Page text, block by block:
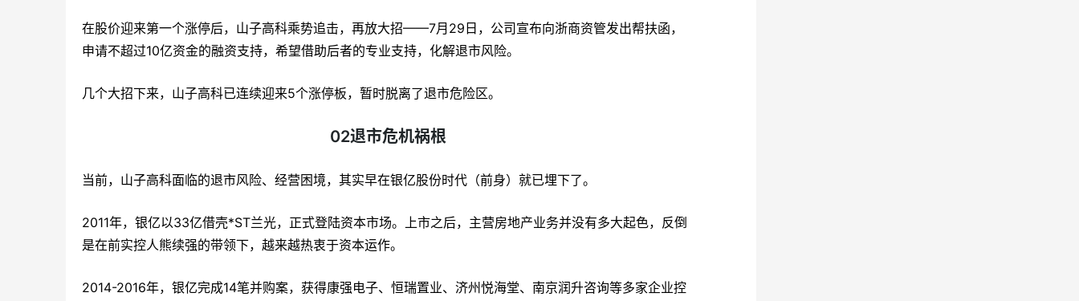
在股价迎来第一个涨停后，山子高科乘势追击，再放大招——7月29日，公司宣布向浙商资管发出帮扶函，
申请不超过10亿资金的融资支持，希望借助后者的专业支持，化解退市风险。
几个大招下来，山子高科已连续迎来5个涨停板，暂时脱离了退市危险区。
02退市危机祸根
当前，山子高科面临的退市风险、经营困境，其实早在银亿股份时代（前身）就已埋下了。
2011年，银亿以33亿借壳*ST兰光，正式登陆资本市场。上市之后，主营房地产业务并没有多大起色，反倒
是在前实控人熊续强的带领下，越来越热衷于资本运作。
2014-2016年，银亿完成14笔并购案，获得康强电子、恒瑞置业、济州悦海堂、南京润升咨询等多家企业控